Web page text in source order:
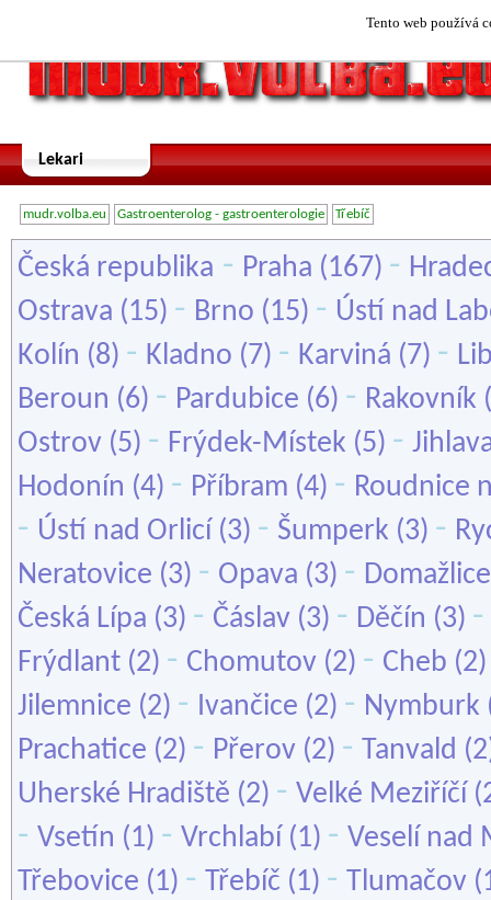
Tento web používá
Lekari
mudr.volba.eu Gastroenterolog - gastroenterologie Třebíč
Česká republika - Praha (167) -
Ostrava (15) - Brno (15) - Ústí nad
Kolín (8) - Kladno (7) - Karviná (7) -
Beroun (6) - Pardubice (6) - Rakovník
Ostrov (5) - Frýdek-Místek (5) -
Hodonín (4) - Příbram (4) - Roudnice
- Ústí nad Orlicí (3) - Šumperk (3) -
Neratovice (3) - Opava (3) - Domažlice
Česká Lípa (3) - Čáslav (3) - Děčín (3) -
Frýdlant (2) - Chomutov (2) - Cheb
Jilemnice (2) - Ivančice (2) - Nymburk
Prachatice (2) - Přerov (2) - Tanvald
Uherské Hradiště (2) - Velké Meziříčí
- Vsetín (1) - Vrchlabí (1) - Veselí nad
Třebovice (1) - Třebíč (1) - Tlumačov